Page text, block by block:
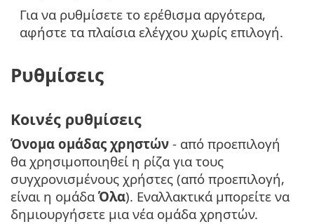
Για να ρυθμίσετε το ερέθισμα αργότερα,
αφήστε τα πλαίσια ελέγχου χωρίς επιλογή.
Ρυθμίσεις
Κοινές ρυθμίσεις
Όνομα ομάδας χρηστών - από προεπιλογή
θα χρησιμοποιηθεί η ρίζα για τους
συγχρονισμένους χρήστες (από προεπιλογή,
είναι η ομάδαΌλα). Εναλλακτικά μπορείτε να
δημιουργήσετε μια νέα ομάδα χρηστών.